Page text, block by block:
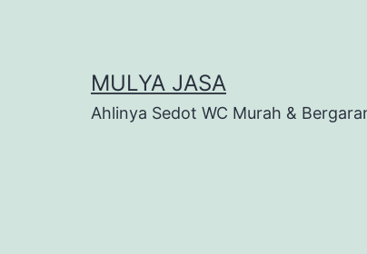
MULYA JASA
Ahlinya Sedot WC Murah &